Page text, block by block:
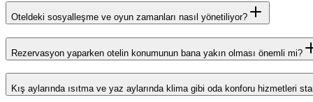
Oteldeki sosyalleşme ve oyun zamanları nasıl yönetiliyor?
Rezervasyon yaparken otelin konumunun bana yakın olması önemli mi?
Kış aylarında ısıtma ve yaz aylarında klima gibi oda konforu hizmetleri